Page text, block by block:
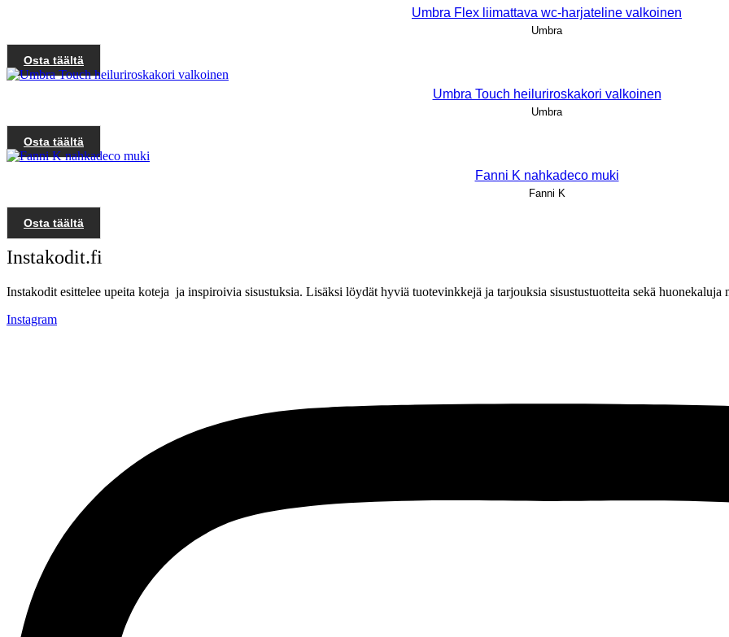
Umbra Flex liimattava wc-harjateline valkoinen
Umbra
Osta täältä
Umbra Touch heiluriroskakori valkoinen
Umbra
Osta täältä
Fanni K nahkadeco muki
Fanni K
Osta täältä
Instakodit.fi
Instakodit esittelee upeita koteja ja inspiroivia sisustuksia. Lisäksi löydät hyviä tuotevinkkejä ja tarjouksia sisustustuotteita sekä huonekaluja
Instagram